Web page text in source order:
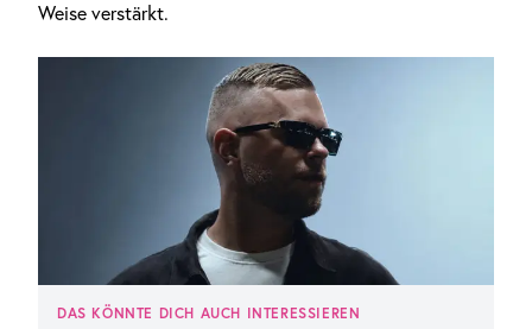
Weise verstärkt.
DAS KÖNNTE DICH AUCH INTERESSIEREN